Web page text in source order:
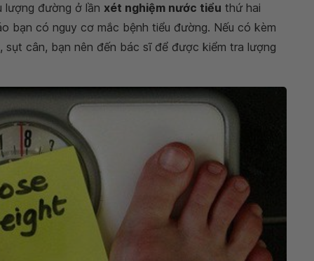
lượng đường ở lần xét nghiệm nước tiểu thứ hai
bạn có nguy cơ mắc bệnh tiểu đường. Nếu có kèm
cân, bạn nên đến bác sĩ để được kiểm tra lượng